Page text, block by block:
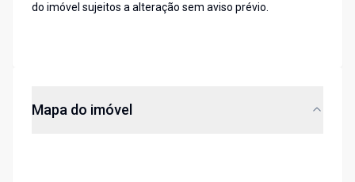
do imóvel sujeitos a alteração sem aviso prévio.
Mapa do imóvel